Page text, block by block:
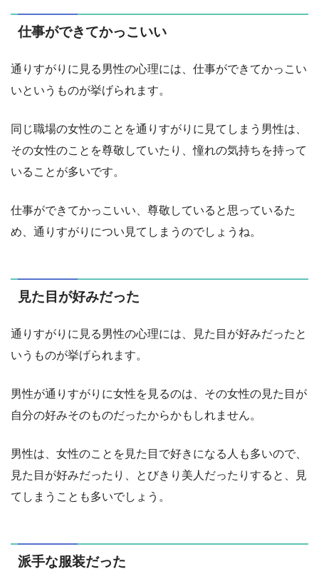
仕事ができてかっこいい
通りすがりに見る男性の心理には、仕事ができてかっこい
いというものが挙げられます。
同じ職場の女性のことを通りすがりに見てしまう男性は、
その女性のことを尊敬していたり、憧れの気持ちを持って
いることが多いです。
仕事ができてかっこいい、尊敬していると思っているた
め、通りすがりについ見てしまうのでしょうね。
見た目が好みだった
通りすがりに見る男性の心理には、見た目が好みだったと
いうものが挙げられます。
男性が通りすがりに女性を見るのは、その女性の見た目が
自分の好みそのものだったからかもしれません。
男性は、女性のことを見た目で好きになる人も多いので、
見た目が好みだったり、とびきり美人だったりすると、見
てしまうことも多いでしょう。
派手な服装だった